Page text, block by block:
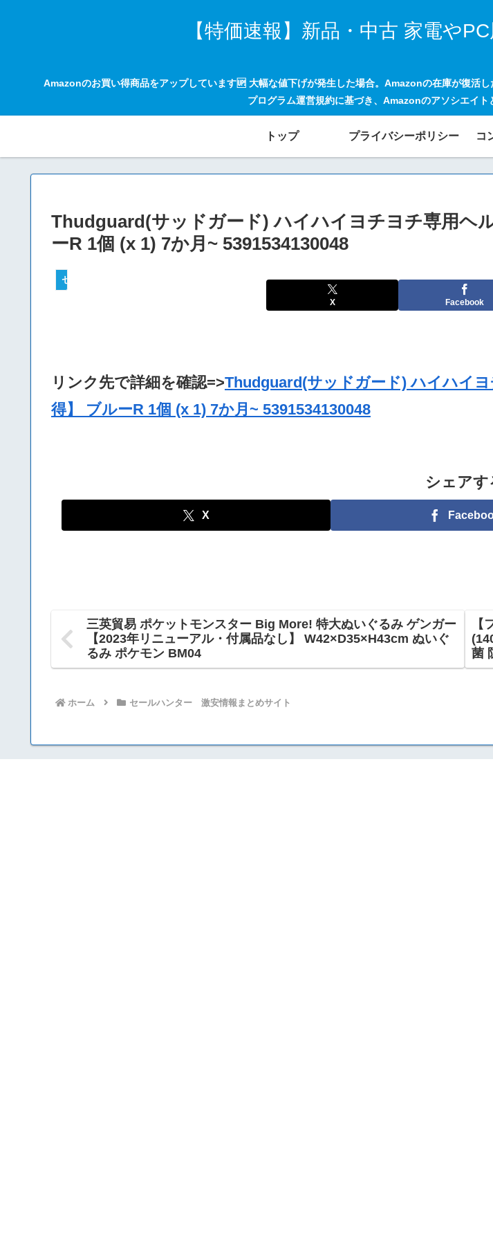
【特価速報】新品・中古 家電や
Amazonのお買い得商品をアップしています🆙 大幅な値下げが発生した場合。Amazonの在庫が復活
プログラム運営規約に基づき、Amazonのアソシエイト
トップ プライバシーポリシー コ
Thudguard(サッドガード) ハイハイヨチヨチ専用ヘ
ーR 1個 (x 1) 7か月~ 5391534130048
セールハンター 激安情報まとめサイト
X Facebook
リンク先で詳細を確認=>Thudguard(サッドガード) ハイハイ
得】 ブルーR 1個 (x 1) 7か月~ 5391534130048
シェアす
X
三英貿易 ポケットモンスター Big More! 特大ぬいぐるみ ゲンガー
【2023年リニューアル・付属品なし】 W42×D35×H43cm ぬいぐ
るみ ポケモン BM04
菌
ホーム セールハンター 激安情報まとめサイト